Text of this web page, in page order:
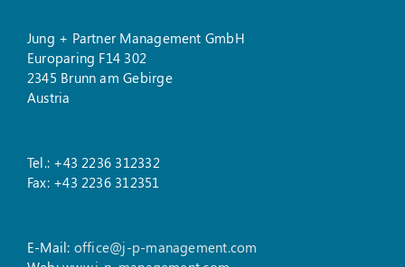
Jung + Partner Management GmbH
Europaring F14 302
2345 Brunn am Gebirge
Austria
Tel.: +43 2236 312332
Fax: +43 2236 312351
E-Mail: office@j-p-management.com